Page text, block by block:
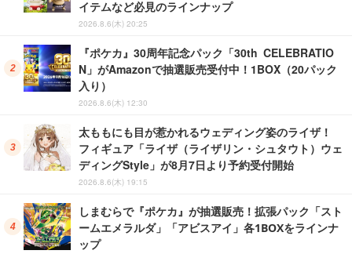
イテムなど必見のラインナップ
2026.8.6(木) 20:25
『ポケカ』30周年記念パック「30th CELEBRATIO
N」がAmazonで抽選販売受付中！1BOX（20パック
入り）
2026.8.6(木) 12:30
太ももにも目が惹かれるウェディング姿のライザ！
フィギュア「ライザ（ライザリン・シュタウト）ウェ
ディングStyle」が8月7日より予約受付開始
2026.8.6(木) 19:15
しまむらで『ポケカ』が抽選販売！拡張パック「スト
ームエメラルダ」「アビスアイ」各1BOXをラインナ
ップ